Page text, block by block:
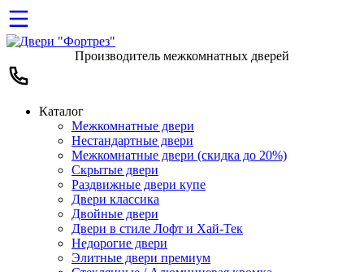
Производитель межкомнатных дверей
Каталог
Межкомнатные двери
Нестандартные двери
Межкомнатные двери (скидка до 20%)
Скрытые двери
Раздвижные двери купе
Двери классика
Двойные двери
Двери в стиле Лофт и Хай-Тек
Недорогие двери
Элитные двери премиум